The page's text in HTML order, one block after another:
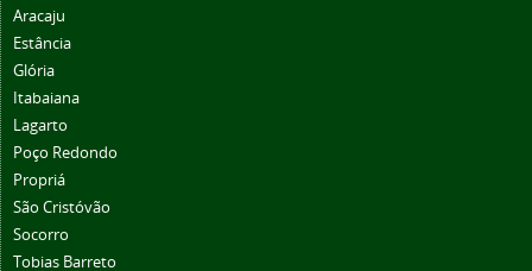
Aracaju
Estância
Glória
Itabaiana
Lagarto
Poço Redondo
Propriá
São Cristóvão
Socorro
Tobias Barreto